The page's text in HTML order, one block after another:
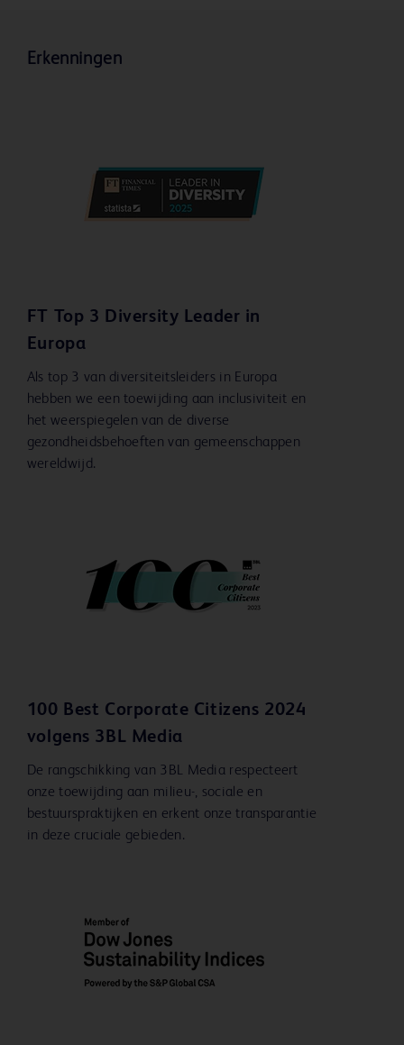
Erkenningen
FT Top 3 Diversity Leader in
Europa
Als top 3 van diversiteitsleiders in Europa
hebben we een toewijding aan inclusiviteit en
het weerspiegelen van de diverse
gezondheidsbehoeften van gemeenschappen
wereldwijd.
100 Best Corporate Citizens 2024
volgens 3BL Media
De rangschikking van 3BL Media respecteert
onze toewijding aan milieu-, sociale en
bestuurspraktijken en erkent onze transparantie
in deze cruciale gebieden.